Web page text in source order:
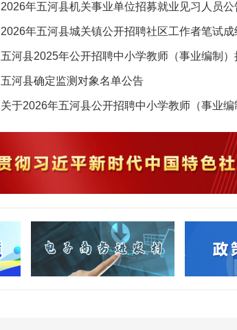
2026年五河县机关事业单位招募就业见习人员公
五河县确定监测对象名单公告